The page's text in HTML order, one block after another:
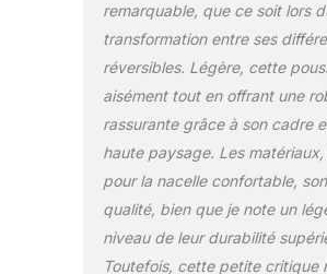
remarquable, que ce soit lors
transformation entre ses
réversibles. Légère, cette
aisément tout en offrant une
rassurante grâce à son cadre
haute paysage. Les
pour la nacelle confortable,
qualité, bien que je note un
niveau de leur durabilité
Toutefois, cette petite critique